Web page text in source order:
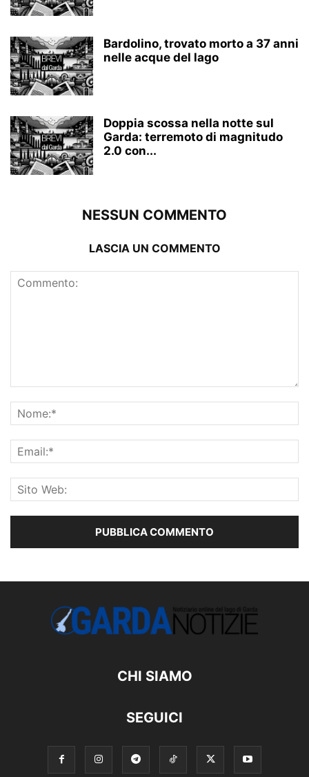
Bardolino, trovato morto a 37 anni
nelle acque del lago
Doppia scossa nella notte sul
Garda: terremoto di magnitudo
2.0 con...
NESSUN COMMENTO
LASCIA UN COMMENTO
CHI SIAMO
SEGUICI